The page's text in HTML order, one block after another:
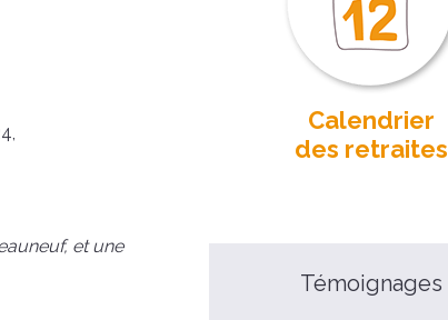
et une
Calendrier
des retraites
Témoignages